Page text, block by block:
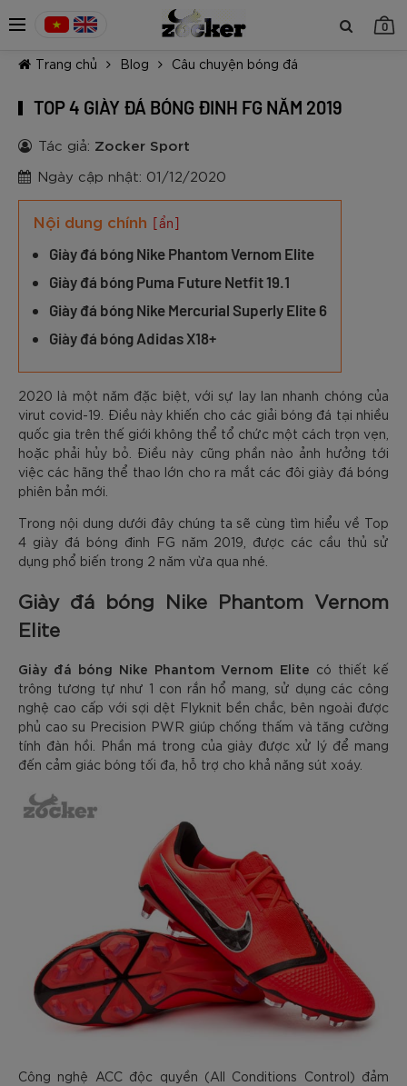
0
TIẾP TỤC MUA HÀNG
Trang chủ Blog Câu chuyện bóng đá
TOP 4 GIÀY ĐÁ BÓNG ĐINH FG NĂM 2019
Tác giả: Zocker Sport
Ngày cập nhật: 01/12/2020
Nội dung chính [ẩn]
Giày đá bóng Nike Phantom Vernom Elite
Giày đá bóng Puma Future Netfit 19.1
Giày đá bóng Nike Mercurial Superly Elite 6
Giày đá bóng Adidas X18+
2020 là một năm đặc biệt, với sự lay lan nhanh chóng của
virut covid-19. Điều này khiến cho các giải bóng đá tại nhiều
quốc gia trên thế giới không thể tổ chức một cách trọn vẹn,
hoặc phải hủy bỏ. Điều này cũng phần nào ảnh hưởng tới
việc các hãng thể thao lớn cho ra mắt các đôi giày đá bóng
phiên bản mới.
Trong nội dung dưới đây chúng ta sẽ cùng tìm hiểu về Top
4 giày đá bóng đinh FG năm 2019, được các cầu thủ sử
dụng phổ biến trong 2 năm vừa qua nhé.
Giày đá bóng Nike Phantom Vernom
Elite
Giày đá bóng Nike Phantom Vernom Elite có thiết kế
trông tương tự như 1 con rắn hổ mang, sử dụng các công
nghệ cao cấp với sợi dệt Flyknit bền chắc, bên ngoài được
phủ cao su Precision PWR giúp chống thấm và tăng cường
tính đàn hồi. Phần má trong của giày được xử lý để mang
đến cảm giác bóng tối đa, hỗ trợ cho khả năng sút xoáy.
Công nghệ ACC độc quyền (All Conditions Control) đảm